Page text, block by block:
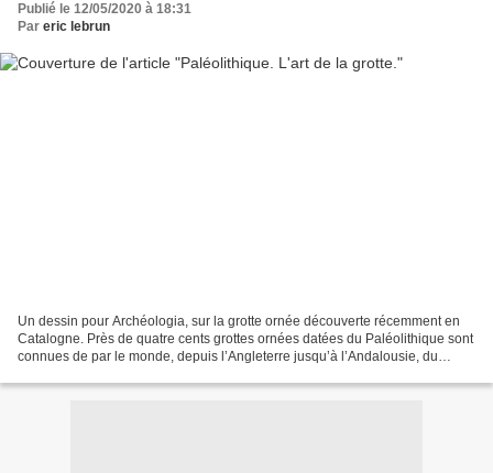
Publié le 12/05/2020 à 18:31
Par eric lebrun
Un dessin pour Archéologia, sur la grotte ornée découverte récemment en
Catalogne. Près de quatre cents grottes ornées datées du Paléolithique sont
connues de par le monde, depuis l’Angleterre jusqu’à l’Andalousie, du